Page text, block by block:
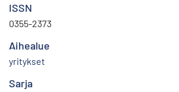
ISSN
0355-2373
Aihealue
yritykset
Sarja